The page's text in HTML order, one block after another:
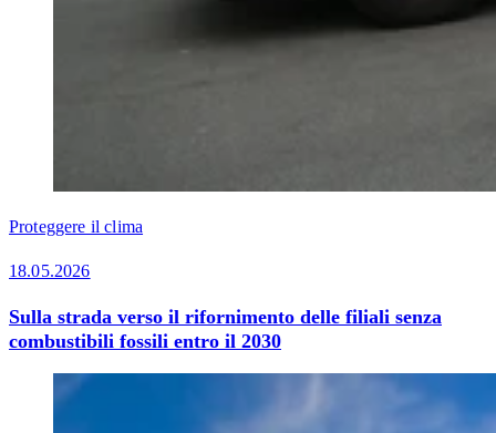
Proteggere il clima
18.05.2026
Sulla strada verso il rifornimento delle filiali senza
combustibili fossili entro il 2030